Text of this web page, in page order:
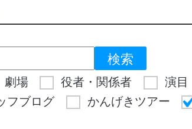
劇場 役者・関係者 演目
フブログ
かんげきツアー